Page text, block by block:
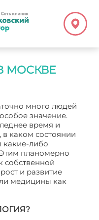
МОСКВЕ
много людей
значение.
время и
каком состоянии
какие-либо
планомерно
собственной
и развитие
медицины как